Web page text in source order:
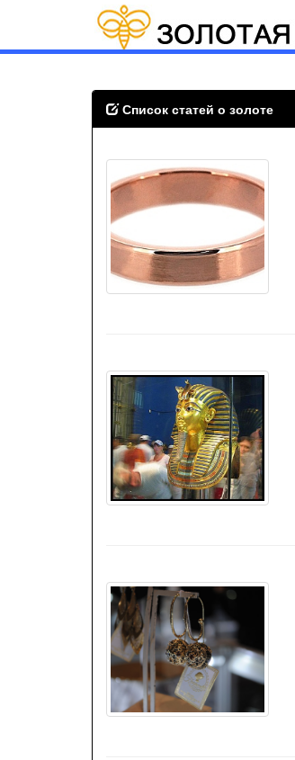
Список статей о золоте